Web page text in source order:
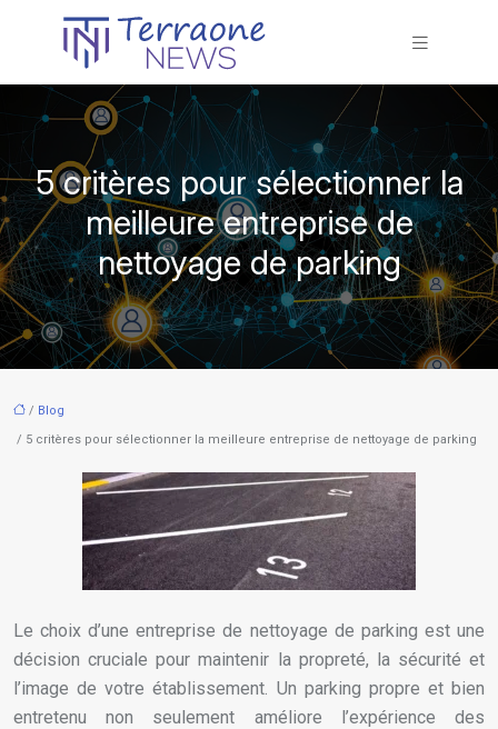
5 critères pour sélectionner la
meilleure entreprise de
nettoyage de parking
/ Blog
/ 5 critères pour sélectionner la meilleure entreprise de nettoyage de parking
Le choix d’une entreprise de nettoyage de parking est une
décision cruciale pour maintenir la propreté, la sécurité et
l’image de votre établissement. Un parking propre et bien
entretenu non seulement améliore l’expérience des